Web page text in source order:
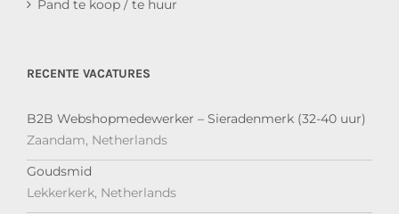
Pand te koop / te huur
RECENTE VACATURES
B2B Webshopmedewerker – Sieradenmerk (32-40 uur)
Zaandam, Netherlands
Goudsmid
Lekkerkerk, Netherlands